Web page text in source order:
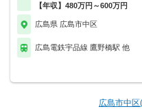
【年収】480万円～600万円
広島県 広島市中区
広島電鉄宇品線 鷹野橋駅 他
広島市中